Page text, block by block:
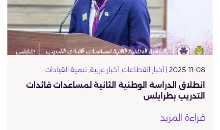
2025-11-08 | أخبار القطاعات,أخبار عربية,تنمية القيادات
انطلاق الدراسة الوطنية الثانية لمساعدات قائدات
التدريب بطرابلس
قراءة المزيد